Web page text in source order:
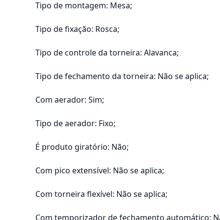
Tipo de montagem: Mesa;
Tipo de fixação: Rosca;
Tipo de controle da torneira: Alavanca;
Tipo de fechamento da torneira: Não se aplica;
Com aerador: Sim;
Tipo de aerador: Fixo;
É produto giratório: Não;
Com pico extensível: Não se aplica;
Com torneira flexível: Não se aplica;
Com temporizador de fechamento automático: